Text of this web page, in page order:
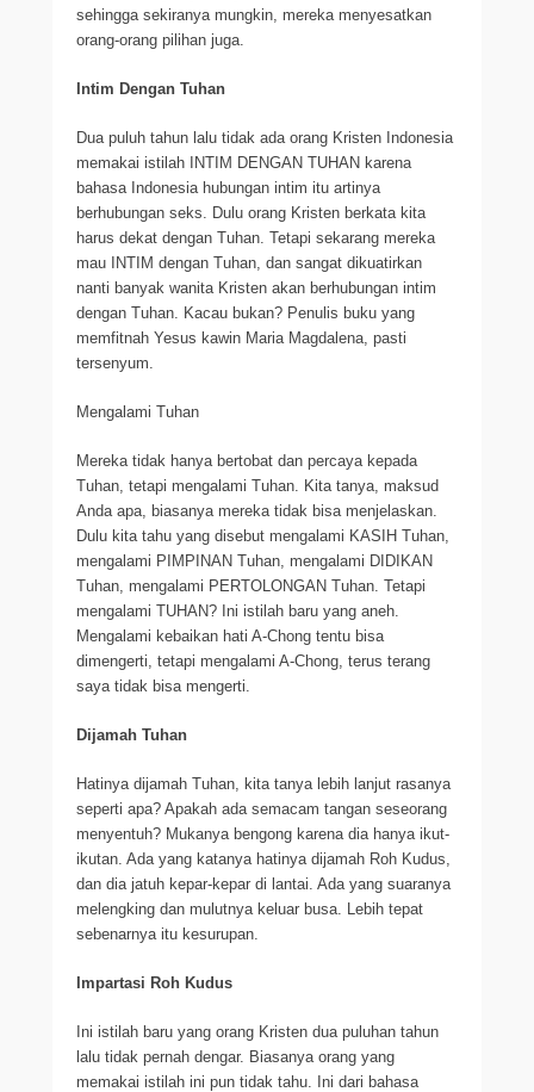
sehingga sekiranya mungkin, mereka menyesatkan
orang-orang pilihan juga.
Intim Dengan Tuhan
Dua puluh tahun lalu tidak ada orang Kristen Indonesia
memakai istilah INTIM DENGAN TUHAN karena
bahasa Indonesia hubungan intim itu artinya
berhubungan seks. Dulu orang Kristen berkata kita
harus dekat dengan Tuhan. Tetapi sekarang mereka
mau INTIM dengan Tuhan, dan sangat dikuatirkan
nanti banyak wanita Kristen akan berhubungan intim
dengan Tuhan. Kacau bukan? Penulis buku yang
memfitnah Yesus kawin Maria Magdalena, pasti
tersenyum.
Mengalami Tuhan
Mereka tidak hanya bertobat dan percaya kepada
Tuhan, tetapi mengalami Tuhan. Kita tanya, maksud
Anda apa, biasanya mereka tidak bisa menjelaskan.
Dulu kita tahu yang disebut mengalami KASIH Tuhan,
mengalami PIMPINAN Tuhan, mengalami DIDIKAN
Tuhan, mengalami PERTOLONGAN Tuhan. Tetapi
mengalami TUHAN? Ini istilah baru yang aneh.
Mengalami kebaikan hati A-Chong tentu bisa
dimengerti, tetapi mengalami A-Chong, terus terang
saya tidak bisa mengerti.
Dijamah Tuhan
Hatinya dijamah Tuhan, kita tanya lebih lanjut rasanya
seperti apa? Apakah ada semacam tangan seseorang
menyentuh? Mukanya bengong karena dia hanya ikut-
ikutan. Ada yang katanya hatinya dijamah Roh Kudus,
dan dia jatuh kepar-kepar di lantai. Ada yang suaranya
melengking dan mulutnya keluar busa. Lebih tepat
sebenarnya itu kesurupan.
Impartasi Roh Kudus
Ini istilah baru yang orang Kristen dua puluhan tahun
lalu tidak pernah dengar. Biasanya orang yang
memakai istilah ini pun tidak tahu. Ini dari bahasa